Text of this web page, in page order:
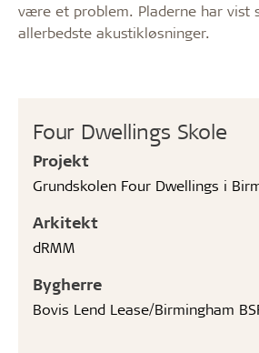
Four Dwellings Skole
Projekt
Grundskolen Four Dwellings i
Arkitekt
dRMM
Bygherre
Bovis Lend Lease/Birmingham
være et problem. Pladerne har vist
allerbedste akustikløsninger.